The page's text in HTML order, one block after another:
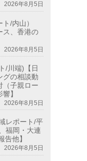
2026年8月5日
ト/内山）
ス、香港の
2026年8月5日
/川端)【日
グの相談動
（子親ロー
】
2026年8月5日
レポート/平
福岡・大連
告他】
2026年8月5日